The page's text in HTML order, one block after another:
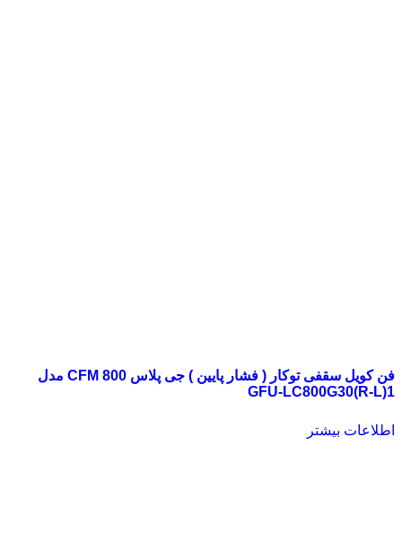
فن کویل سقفی توکار ( فشار پایین ) جی پلاس 800 CFM مدل
GFU-LC800G30(R-L)1
اطلاعات بیشتر